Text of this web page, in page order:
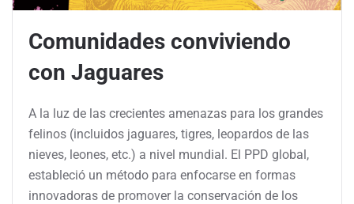
Comunidades conviviendo
con Jaguares
A la luz de las crecientes amenazas para los grandes
felinos (incluidos jaguares, tigres, leopardos de las
nieves, leones, etc.) a nivel mundial. El PPD global,
estableció un método para enfocarse en formas
innovadoras de promover la conservación de los